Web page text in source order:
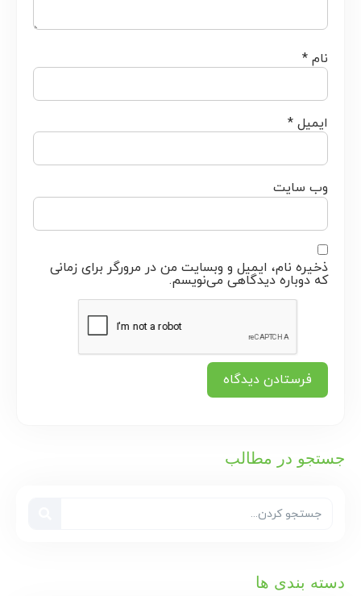
نام *
ایمیل *
وب‌ سایت
ذخیره نام، ایمیل و وبسایت من در مرورگر برای زمانی
که دوباره دیدگاهی می‌نویسم.
جستجو در مطالب
دسته بندی ها